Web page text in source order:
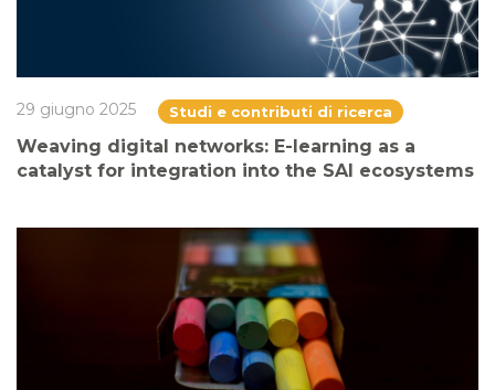
29 giugno 2025 Studi e contributi di ricerca
Weaving digital networks: E-learning as a
catalyst for integration into the SAI ecosystems